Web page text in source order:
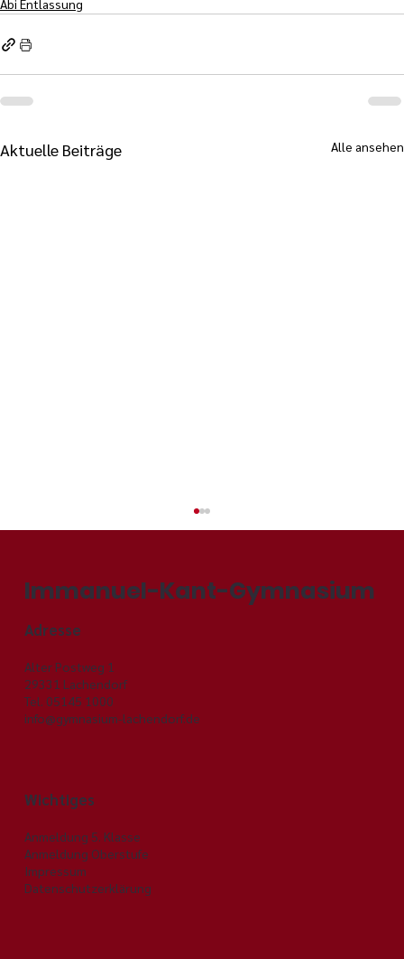
Abi Entlassung
Aktuelle Beiträge Alle ansehen
Feierliche Abiturentlassung 2024
Immanuel-Kant-Gymnasium
Adresse
Alter Postweg 1
29331 Lachendorf
Tel. 05145 1000
info@gymnasium-lachendorf.de
Wichtiges
Anmeldung 5. Klasse
Anmeldung Oberstufe
Impressum
Datenschutzerklärung